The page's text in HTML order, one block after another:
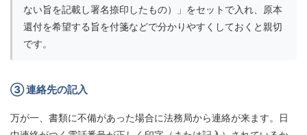
ない旨を記載し署名捺印したもの）」をセットで入れ、原本
還付を希望する旨を付箋などで分かりやすくしておくと親切
です。
③ 連絡先の記入
万が一、書類に不備があった場合に法務局から連絡が来ます。日